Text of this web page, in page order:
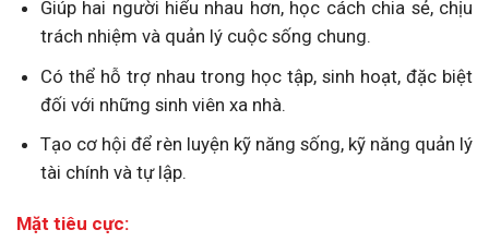
Giúp hai người hiểu nhau hơn, học cách chia sẻ, chịu
trách nhiệm và quản lý cuộc sống chung.
Có thể hỗ trợ nhau trong học tập, sinh hoạt, đặc biệt
đối với những sinh viên xa nhà.
Tạo cơ hội để rèn luyện kỹ năng sống, kỹ năng quản lý
tài chính và tự lập.
Mặt tiêu cực: